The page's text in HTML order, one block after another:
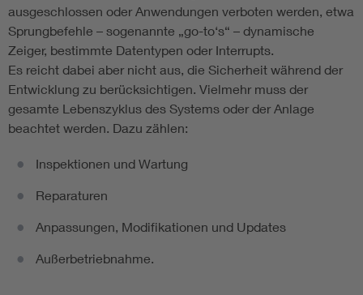
ausgeschlossen oder Anwendungen verboten werden, etwa
Sprungbefehle – sogenannte „go-to‘s“ – dynamische
Zeiger, bestimmte Datentypen oder Interrupts.
Es reicht dabei aber nicht aus, die Sicherheit während der
Entwicklung zu berücksichtigen. Vielmehr muss der
gesamte Lebenszyklus des Systems oder der Anlage
beachtet werden. Dazu zählen:
Inspektionen und Wartung
Reparaturen
Anpassungen, Modifikationen und Updates
Außerbetriebnahme.